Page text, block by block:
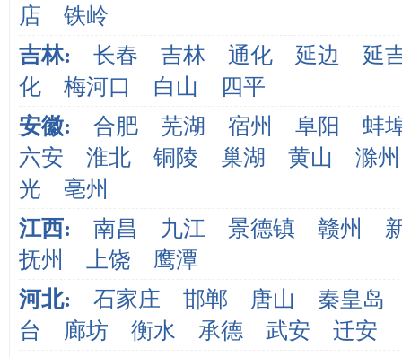
店
铁岭
吉林:
长春 吉林 通化 延边
延
化
梅河口 白山
四平
安徽:
合肥 芜湖 宿州 阜阳
蚌
六安
淮北 铜陵 巢湖 黄山
滁州
光
亳州
江西:
南昌 九江 景德镇 赣州
抚州
上饶
鹰潭
河北:
石家庄 邯郸 唐山
秦皇岛
台
廊坊 衡水 承德 武安
迁安